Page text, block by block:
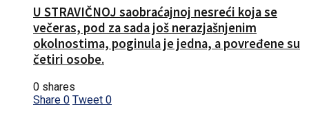
U STRAVIČNOJ saobraćajnoj nesreći koja se
večeras, pod za sada još nerazjašnjenim
okolnostima, poginula je jedna, a povređene su
četiri osobe.
0 shares
Share 0 Tweet 0